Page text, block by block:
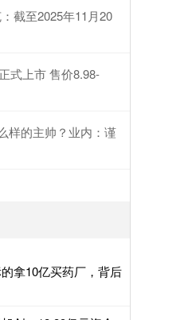
截至2025年11月20
式上市 售价8.98-
样的主帅？业内：谨
拿10亿买药厂，背后